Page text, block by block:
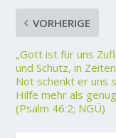
VORHERIGE
„Gott ist für uns
und Schutz, in
Not schenkt er uns
Hilfe mehr als
(Psalm 46:2; NGÜ)